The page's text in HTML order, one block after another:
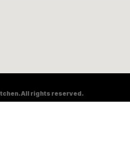
All rights reserved.